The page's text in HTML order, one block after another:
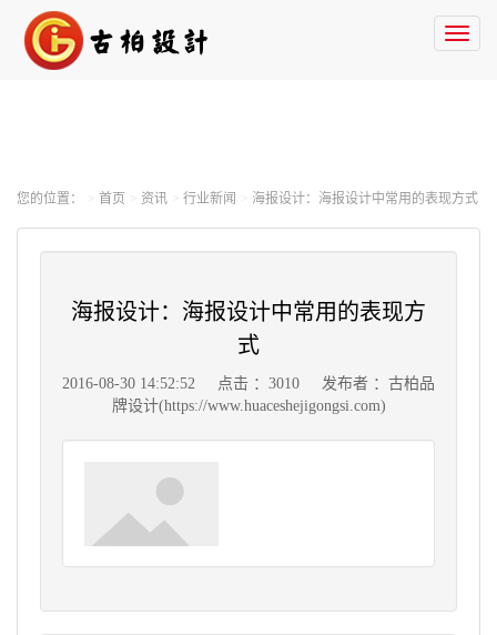
您的位置： 首页 资讯 行业新闻 海报设计：海报设计中常用的表现方式
海报设计：海报设计中常用的表现方
式
2016-08-30 14:52:52 点击 ：3010
发布者 ：古柏品
牌设计(https://www.huaceshejigongsi.com)